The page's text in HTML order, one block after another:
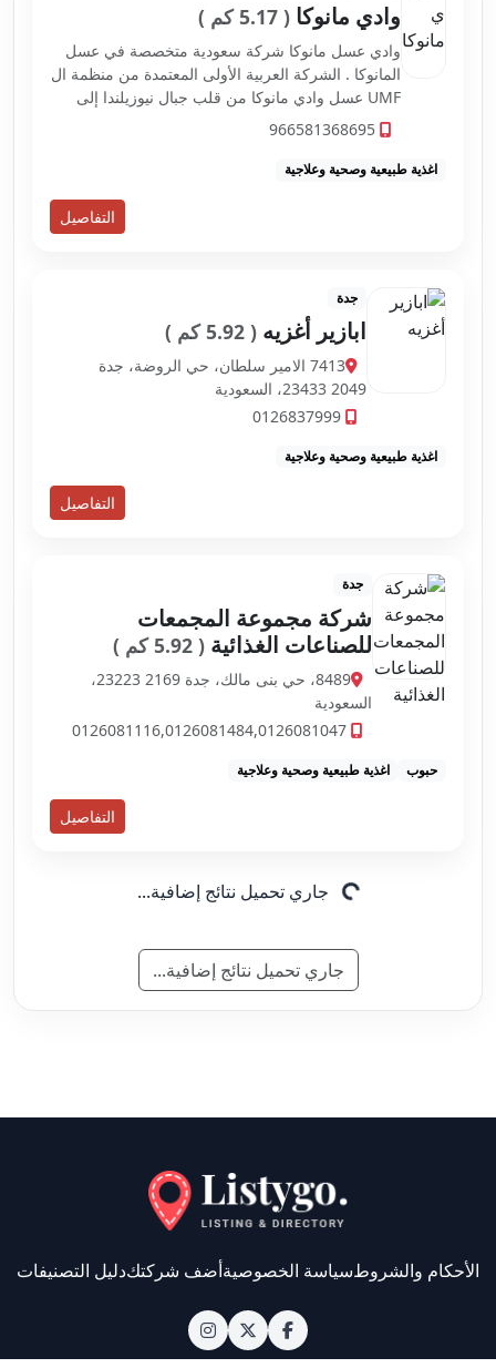
وادي مانوكا ( 5.17 كم )
وادي عسل مانوكا شركة سعودية متخصصة في عسل
المانوكا . الشركة العربية الأولى المعتمدة من منظمة ال
UMF عسل وادي مانوكا من قلب جبال نيوزيلندا إلى
باب بيتك
966581368695
اغذية طبيعية وصحية وعلاجية
التفاصيل
جدة
ابازير أغزيه( 5.92 كم )
7413 الامير سلطان، حي الروضة، جدة
23433 2049، السعودية
0126837999
اغذية طبيعية وصحية وعلاجية
التفاصيل
جدة
شركة مجموعة المجمعات
للصناعات الغذائية ( 5.92 كم )
8489، حي بنى مالك، جدة 23223 2169،
السعودية
0126081116,0126081484,0126081047
حبوب اغذية طبيعية وصحية وعلاجية
التفاصيل
جدة
والأغذية (سدافكو)( 8.30 كم )
5135 طريق الملك عبدالله، حي الشرفية، جدة
22234 8665، السعودية
جدة
6833 طريق الكورنيش، حي الحمراء، جدة
0122630856